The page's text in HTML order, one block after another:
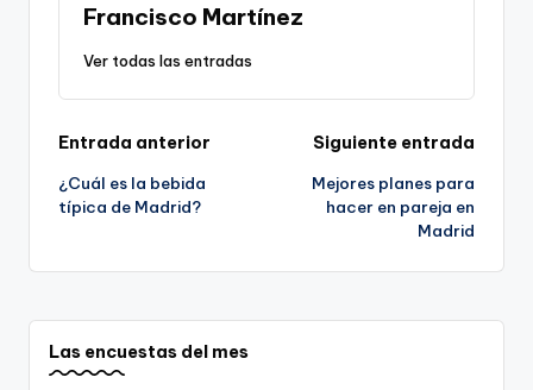
Francisco Martínez
Ver todas las entradas
Navegación
de
Entrada anterior
¿Cuál es la bebida
típica de Madrid?
Siguiente entrada
Mejores planes para
hacer en pareja en
Madrid
Las encuestas del mes